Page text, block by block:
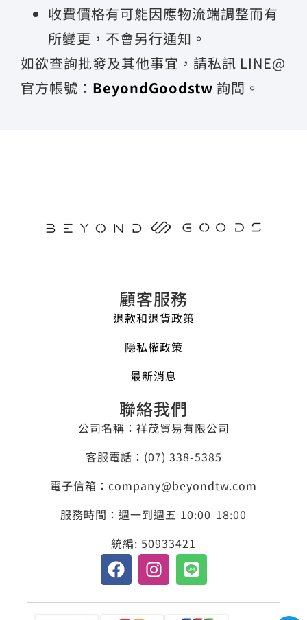
收費價格有可能因應物流端調整而有
所變更，不會另行通知。
如欲查詢批發及其他事宜，請私訊 LINE@
官方帳號： BeyondGoodstw 詢問。
顧客服務
退款和退貨政策
隱私權政策
最新消息
聯絡我們
公司名稱：祥茂貿易有限公司
客服電話：​(07) 338-5385
電子信箱：company@beyondtw.com
服務時間：週一到週五 10:00-18:00
統編: 50933421